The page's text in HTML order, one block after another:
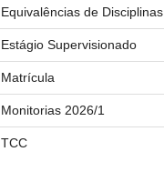
Equivalências de Disciplinas
Estágio Supervisionado
Matrícula
Monitorias 2026/1
TCC